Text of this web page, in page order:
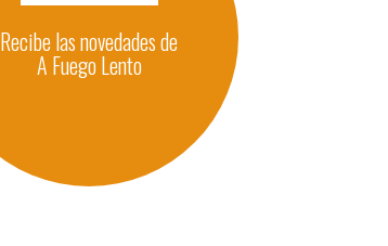
Recibe las novedades de
A Fuego Lento